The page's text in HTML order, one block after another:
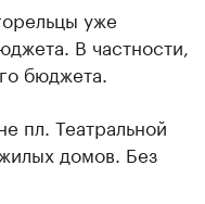
уже
В частности,
бюджета.
пл. Театральной
домов. Без